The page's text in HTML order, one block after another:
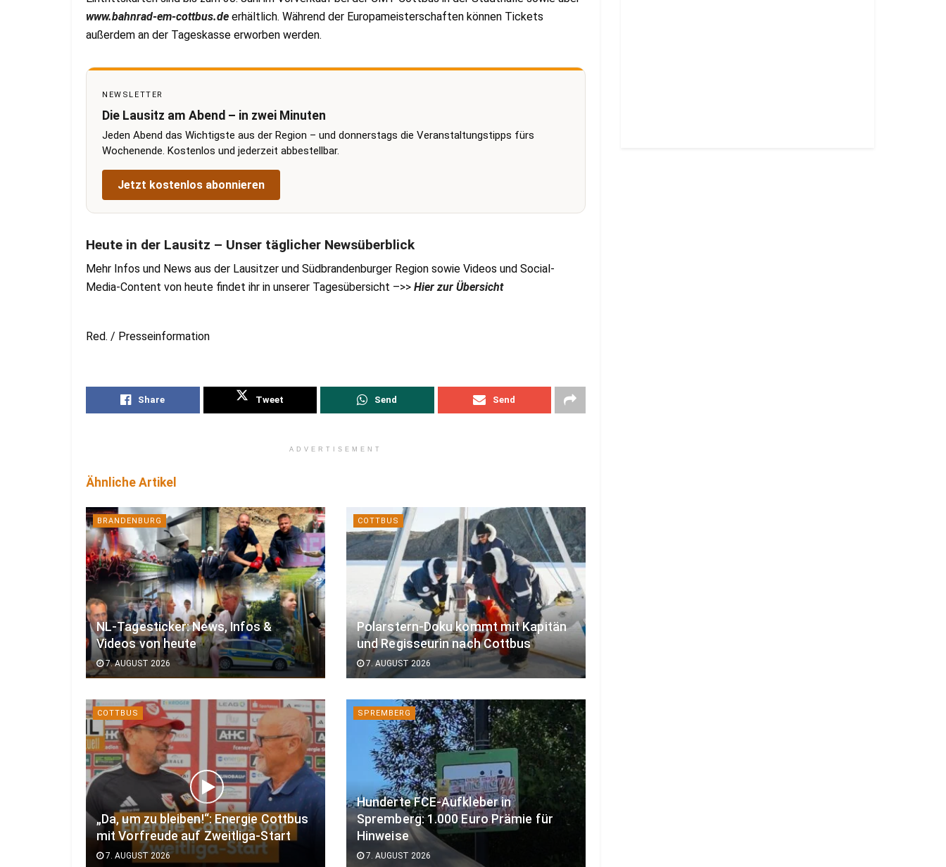
www.bahnrad-em-cottbus.de erhältlich. Während der Europameisterschaften können Tickets
außerdem an der Tageskasse erworben werden.
NEWSLETTER
Die Lausitz am Abend – in zwei Minuten
Jeden Abend das Wichtigste aus der Region – und donnerstags die Veranstaltungstipps fürs
Wochenende. Kostenlos und jederzeit abbestellbar.
Jetzt kostenlos abonnieren
Heute in der Lausitz – Unser täglicher Newsüberblick
Mehr Infos und News aus der Lausitzer und Südbrandenburger Region sowie Videos und Social-
Media-Content von heute findet ihr in unserer Tagesübersicht –>> Hier zur Übersicht
Red. / Presseinformation
Share Tweet Send Send
ADVERTISEMENT
Ähnliche Artikel
BRANDENBURG
NL-Tagesticker: News, Infos &
Videos von heute
7. AUGUST 2026
COTTBUS
Polarstern-Doku kommt mit Kapitän
und Regisseurin nach Cottbus
7. AUGUST 2026
COTTBUS
„Da, um zu bleiben!“: Energie Cottbus
mit Vorfreude auf Zweitliga-Start
7. AUGUST 2026
SPREMBERG
Hunderte FCE-Aufkleber in
Spremberg: 1.000 Euro Prämie für
Hinweise
7. AUGUST 2026